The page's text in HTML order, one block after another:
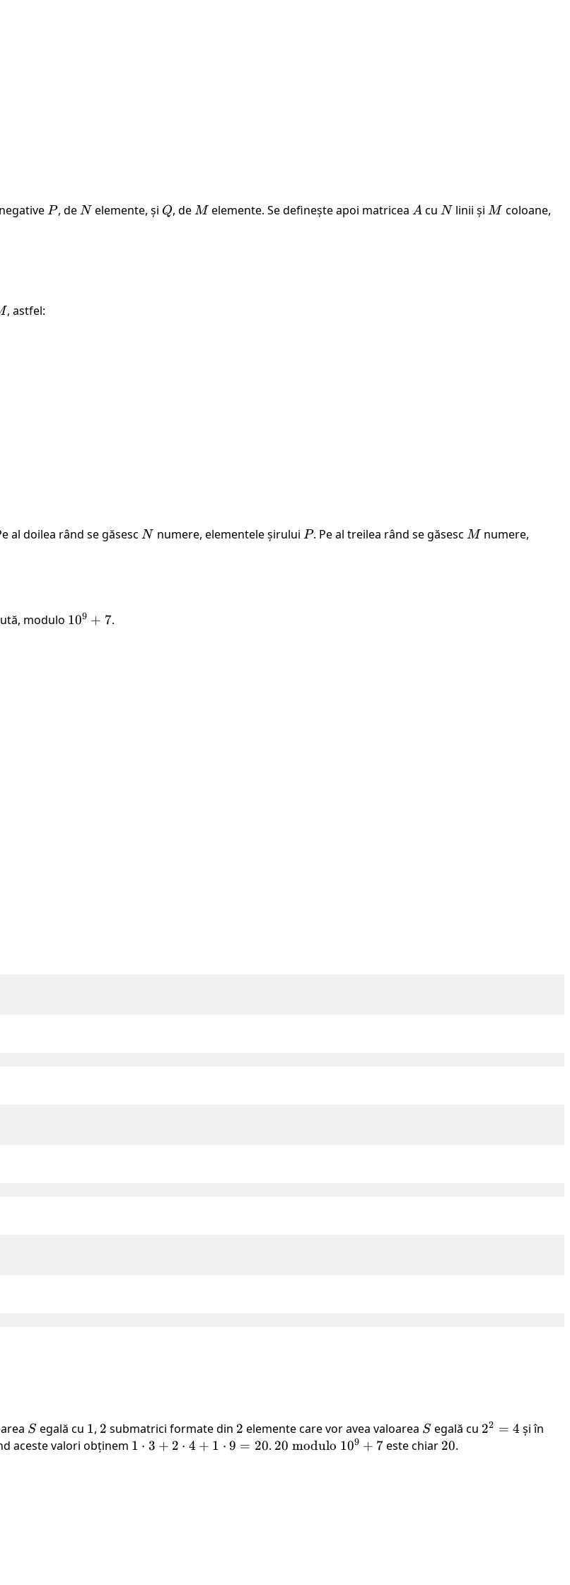
P
P, deN
N elemente, și Q
Q, deM
M elemente. Se definește apoi matriceaA
A cuN
N linii șiM
M coloane,
, astfel:
al doilea rând se găsescN
N numere, elementele șirului P
P. Pe al treilea rând se găsescM
M numere,
modulo 10^9
109 + 7.
S
S egală cu 1
1, 2
2 submatrici formate din 2
2 elemente care vor avea valoarea S
S egală cu 2^2
22 = 4 și în
aceste valori obținem 1
1 ⋅ 3 + 2 ⋅ 4 + 1 ⋅ 9 = 20. 20
20 modulo 109 + 7este chiar 20
20.